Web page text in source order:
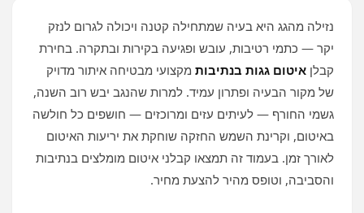
נזילה מהגג היא בעיה שמתחילה קטנה ויכולה לגרום לנזק
יקר — כתמי רטיבות, עובש ופגיעה בקירות ובתקרה. בחירת
קבלן איטום גגות בנתיבות מקצועי מבטיחה איתור מדויק
של מקור הבעיה ופתרון עמיד. למרות שהנגב יבש רוב השנה,
גשמי החורף — לעיתים עזים ומרוכזים — חושפים כל חולשה
באיטום, וקרינת השמש החזקה שוחקת את יריעות האיטום
לאורך זמן. בעמוד זה תמצאו קבלני איטום מומלצים בנתיבות
והסביבה, וטופס מהיר להצעת מחיר.